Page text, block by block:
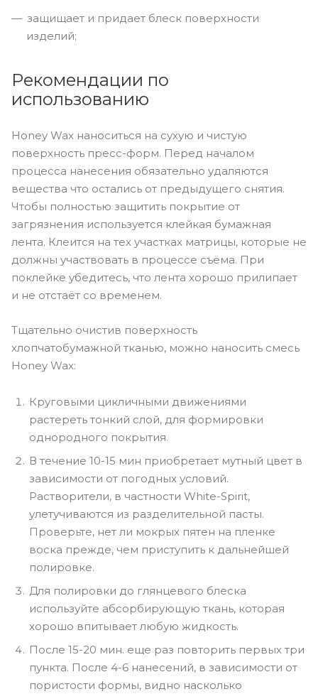
защищает и придает блеск поверхности
изделий;
Рекомендации по
использованию
Honey Wax наноситься на сухую и чистую
поверхность пресс-форм. Перед началом
процесса нанесения обязательно удаляются
вещества что остались от предыдущего снятия.
Чтобы полностью защитить покрытие от
загрязнения используется клейкая бумажная
лента. Клеится на тех участках матрицы, которые не
должны участвовать в процессе съёма. При
поклейке убедитесь, что лента хорошо прилипает
и не отстаёт со временем.
Тщательно очистив поверхность
хлопчатобумажной тканью, можно наносить смесь
Honey Wax:
Круговыми цикличными движениями
растереть тонкий слой, для формировки
однородного покрытия.
В течение 10-15 мин приобретает мутный цвет в
зависимости от погодных условий.
Растворители, в частности White-Spirit,
улетучиваются из разделительной пасты.
Проверьте, нет ли мокрых пятен на пленке
воска прежде, чем приступить к дальнейшей
полировке.
Для полировки до глянцевого блеска
используйте абсорбирующую ткань, которая
хорошо впитывает любую жидкость.
После 15-20 мин. еще раз повторить первых три
пункта. После 4-6 нанесений, в зависимости от
пористости формы, видно насколько